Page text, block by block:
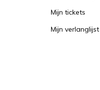
Mijn tickets
Mijn verlanglijst